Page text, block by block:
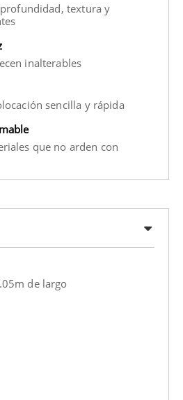
textura y
inalterables
sencilla y rápida
que no arden con
de largo